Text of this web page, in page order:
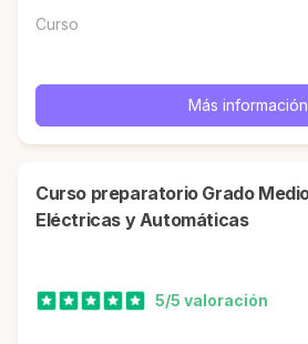
Curso
Más información
Curso preparatorio Grado Medio en Instalaciones
Eléctricas y Automáticas
5/5 valoración